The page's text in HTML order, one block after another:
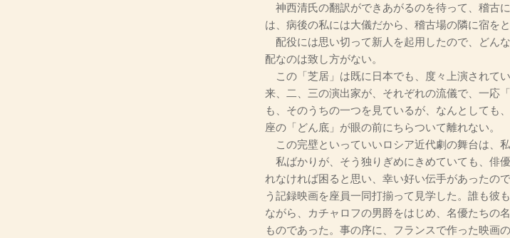
神西清氏の翻訳ができあがるのを待って、稽古
は、病後の私には大儀だから、稽古場の隣に宿をと
配役には思い切って新人を起用したので、どん
配なのは致し方がない。
この「芝居」は既に日本でも、度々上演されて
来、二、三の演出家が、それぞれの流儀で、一応
も、そのうちの一つを見ているが、なんとしても
座の「どん底」が眼の前にちらついて離れない。
この完壁といっていいロシア近代劇の舞台は、
私ばかりが、そう独りぎめにきめていても、俳
れなければ困ると思い、幸い好い伝手があったの
う記録映画を座員一同打揃って見学した。誰も彼
ながら、カチャロフの男爵をはじめ、名優たちの
ものであった。事の序に、フランスで作った映画